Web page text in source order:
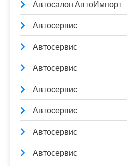
Автосалон АвтоИмпорт
Автосервис
Автосервис
Автосервис
Автосервис
Автосервис
Автосервис
Автосервис